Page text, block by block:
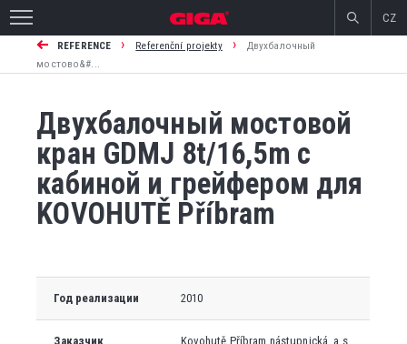
CZ
REFERENCE › Referenční projekty ›
Двухбалочный
мостово&#...
Двухбалочный мостовой
кран GDMJ 8t/16,5m с
кабиной и грейфером для
KOVOHUTĚ Příbram
Год реализации 2010
Заказчик Kovohutě Příbram nástupnická, a.s.